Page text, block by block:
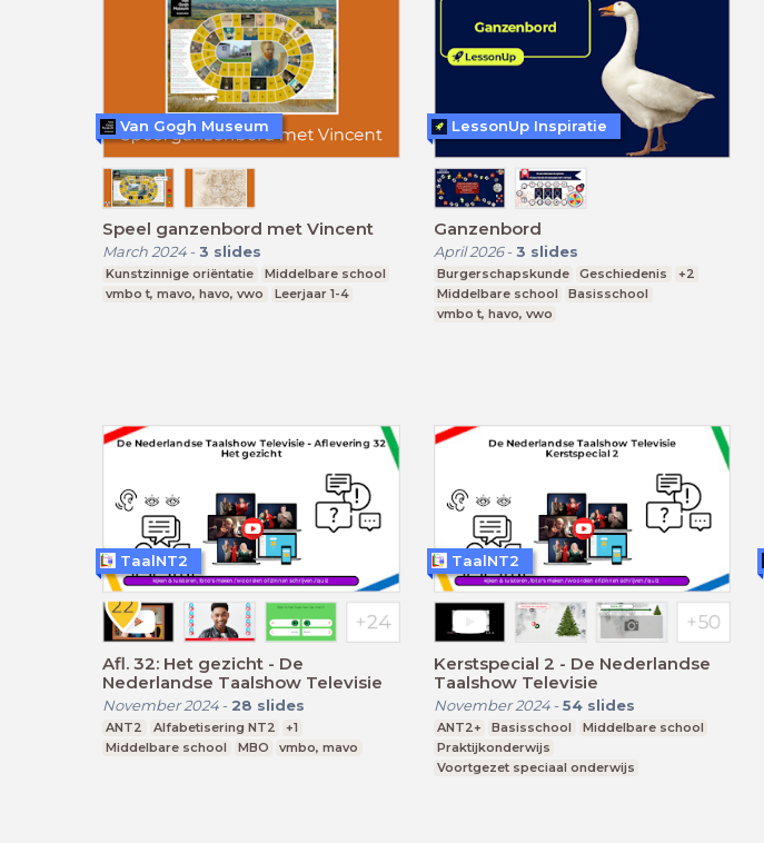
Speel ganzenbord met Vincent
March 2024- 3 slides
Kunstzinnige oriëntatie
Middelbare school
vmbo t, mavo, havo, vwo
Leerjaar 1-4
Van Gogh Museum
Ganzenbord
April 2026- 3 slides
Burgerschapskunde Geschiedenis
+2
Middelbare school
Basisschool
vmbo t, havo, vwo
LessonUp Inspiratie
Afl. 32: Het gezicht - De
Nederlandse Taalshow Televisie
November 2024- 28 slides
ANT2 Alfabetisering NT2
+1
Middelbare school
MBO vmbo, mavo
TaalNT2
Kerstspecial 2 - De Nederlandse
Taalshow Televisie
November 2024- 54 slides
ANT2+ Basisschool
Middelbare school
Praktijkonderwijs
Voortgezet speciaal onderwijs
TaalNT2